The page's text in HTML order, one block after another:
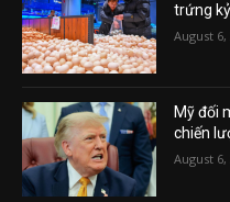
trứng
August 6,
Mỹ đối
chiến
August 6,